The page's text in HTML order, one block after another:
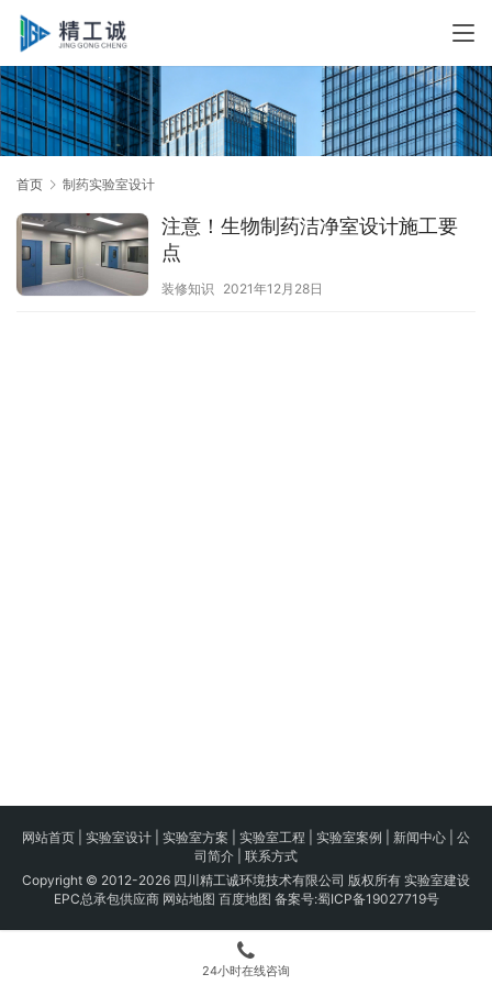
首页 制药实验室设计
注意！生物制药洁净室设计施工要
点
装修知识 2021年12月28日
网站首页 实验室设计 实验室方案 实验室工程 实验室案例 新闻中心
公
司简介
联系方式
Copyright © 2012-2026 四川精工诚环境技术有限公司 版权所有 实验室建设
EPC总承包供应商 网站地图 百度地图 备案号:蜀ICP备19027719号
24小时在线咨询